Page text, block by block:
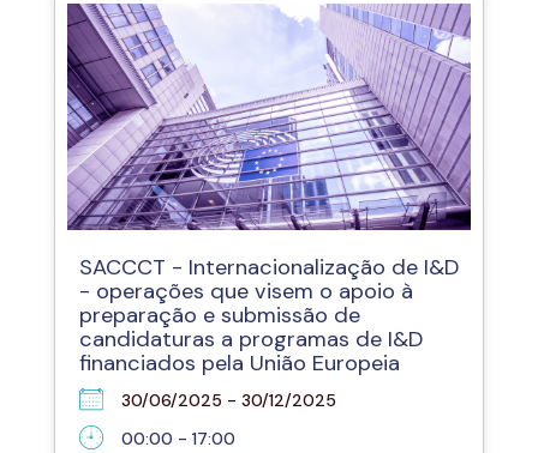
SACCCT - Internacionalização de I&D
- operações que visem o apoio à
preparação e submissão de
candidaturas a programas de I&D
financiados pela União Europeia
30/06/2025 - 30/12/2025
00:00 - 17:00